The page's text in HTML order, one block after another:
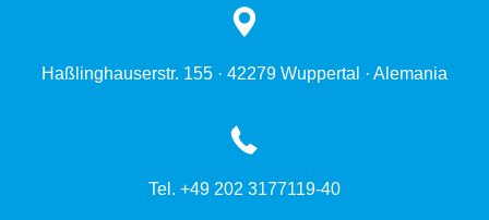
Haßlinghauserstr. 155 · 42279 Wuppertal · Alemania
Tel. +49 202 3177119-40